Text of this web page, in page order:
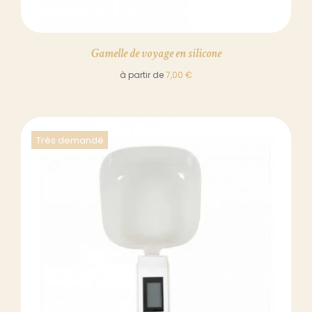
Gamelle de voyage en silicone
à partir de7,00 €
Trés demandé
DÉTAILS